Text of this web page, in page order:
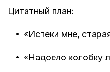
Цитатный план:
• «Испеки мне,
• «Надоело колобку